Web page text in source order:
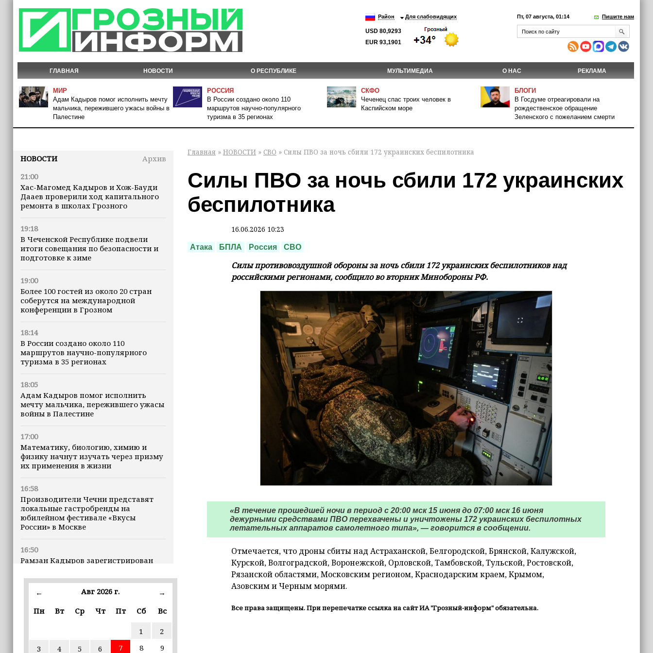
Район Для слабовидящих
USD 80,9293
EUR 93,1901
Пт, 07 августа, 01:14 Пишите нам
ГЛАВНАЯ НОВОСТИ О РЕСПУБЛИКЕ МУЛЬТИМЕДИА О НАС РЕКЛАМА
МИР
Адам Кадыров помог исполнить мечту
мальчика, пережившего ужасы войны в
Палестине
РОССИЯ
В России создано около 110
маршрутов научно-популярного
туризма в 35 регионах
СКФО
Чеченец спас троих человек в
Каспийском море
БЛОГИ
В Госдуме отреагировали на
рождественское обращение
Зеленского с пожеланием смерти
НОВОСТИ
Архив
21:00
Хас-Магомед Кадыров и Хож-Бауди
Дааев проверили ход капитального
ремонта в школах Грозного
19:18
В Чеченской Республике подвели
итоги совещания по безопасности и
подготовке к зиме
19:00
Более 100 гостей из около 20 стран
соберутся на международной
конференции в Грозном
18:14
В России создано около 110
маршрутов научно-популярного
туризма в 35 регионах
18:05
Адам Кадыров помог исполнить
мечту мальчика, пережившего ужасы
войны в Палестине
17:00
Математику, биологию, химию и
физику начнут изучать через призму
их применения в жизни
16:58
Производители Чечни представят
локальные гастробренды на
юбилейном фестивале «Вкусы
России» в Москве
16:50
Рамзан Кадыров зарегистрирован
16:47
землетрясения, рассказала
16:12
← Авг 2026 г.
→
Пн
Вт Ср Чт Пт Сб Вс
1
2
3
4 5 6 7 8
9
Главная » НОВОСТИ » СВО » Силы ПВО за ночь сбили 172 украинских беспилотника
Силы ПВО за ночь сбили 172 украинских
беспилотника
16.06.2026 10:23
Атака БПЛА Россия СВО
Силы противовоздушной обороны за ночь сбили 172 украинских беспилотников над
российскими регионами, сообщило во вторник Минобороны РФ.
«В течение прошедшей ночи в период с 20:00 мск 15 июня до 07:00 мск 16 июня
дежурными средствами ПВО перехвачены и уничтожены 172 украинских беспилотных
летательных аппаратов самолетного типа», — говорится в сообщении.
Отмечается, что дроны сбиты над Астраханской, Белгородской, Брянской, Калужской,
Курской, Волгоградской, Воронежской, Орловской, Тамбовской, Тульской, Ростовской,
Рязанской областями, Московским регионом, Краснодарским краем, Крымом,
Азовским и Черным морями.
Все права защищены. При перепечатке ссылка на сайт ИА "Грозный-информ" обязательна.